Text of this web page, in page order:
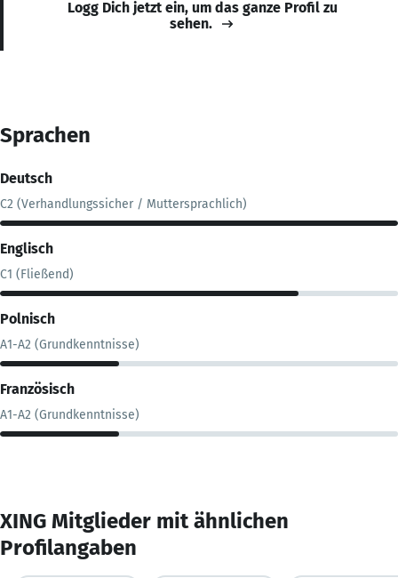
Logg Dich jetzt ein, um das ganze Profil zu
sehen.
Sprachen
Deutsch
C2 (Verhandlungssicher / Muttersprachlich)
Englisch
C1 (Fließend)
Polnisch
A1-A2 (Grundkenntnisse)
Französisch
A1-A2 (Grundkenntnisse)
XING Mitglieder mit ähnlichen
Profilangaben